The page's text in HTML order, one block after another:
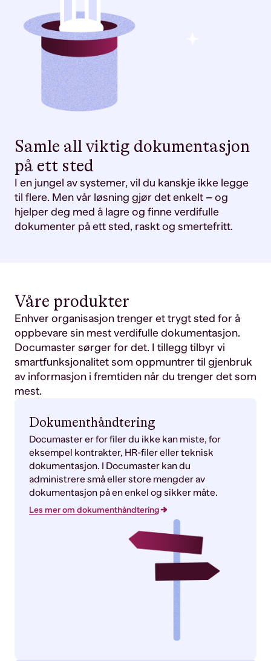
Samle all viktig dokumentasjon
på ett sted
I en jungel av systemer, vil du kanskje ikke legge
til flere. Men vår løsning gjør det enkelt – og
hjelper deg med å lagre og finne verdifulle
dokumenter på ett sted, raskt og smertefritt.
Våre produkter
Enhver organisasjon trenger et trygt sted for å
oppbevare sin mest verdifulle dokumentasjon.
Documaster sørger for det. I tillegg tilbyr vi
smartfunksjonalitet som oppmuntrer til gjenbruk
av informasjon i fremtiden når du trenger det som
mest.
Dokumenthåndtering
Documaster er for filer du ikke kan miste, for
eksempel kontrakter, HR-filer eller teknisk
dokumentasjon. I Documaster kan du
administrere små eller store mengder av
dokumentasjon på en enkel og sikker måte.
Les mer om dokumenthåndtering